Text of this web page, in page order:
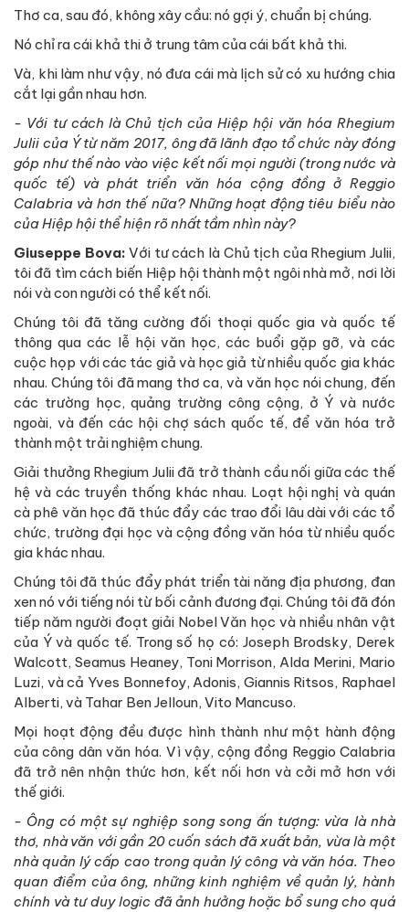
Thơ ca, sau đó, không xây cầu: nó gợi ý, chuẩn bị chúng.
Nó chỉ ra cái khả thi ở trung tâm của cái bất khả thi.
Và, khi làm như vậy, nó đưa cái mà lịch sử có xu hướng chia
cắt lại gần nhau hơn.
- Với tư cách là Chủ tịch của Hiệp hội văn hóa Rhegium
Julii của Ý từ năm 2017, ông đã lãnh đạo tổ chức này đóng
góp như thế nào vào việc kết nối mọi người (trong nước và
quốc tế) và phát triển văn hóa cộng đồng ở Reggio
Calabria và hơn thế nữa? Những hoạt động tiêu biểu nào
của Hiệp hội thể hiện rõ nhất tầm nhìn này?
Giuseppe Bova: Với tư cách là Chủ tịch của Rhegium Julii,
tôi đã tìm cách biến Hiệp hội thành một ngôi nhà mở, nơi lời
nói và con người có thể kết nối.
Chúng tôi đã tăng cường đối thoại quốc gia và quốc tế
thông qua các lễ hội văn học, các buổi gặp gỡ, và các
cuộc họp với các tác giả và học giả từ nhiều quốc gia khác
nhau. Chúng tôi đã mang thơ ca, và văn học nói chung, đến
các trường học, quảng trường công cộng, ở Ý và nước
ngoài, và đến các hội chợ sách quốc tế, để văn hóa trở
thành một trải nghiệm chung.
Giải thưởng Rhegium Julii đã trở thành cầu nối giữa các thế
hệ và các truyền thống khác nhau. Loạt hội nghị và quán
cà phê văn học đã thúc đẩy các trao đổi lâu dài với các tổ
chức, trường đại học và cộng đồng văn hóa từ nhiều quốc
gia khác nhau.
Chúng tôi đã thúc đẩy phát triển tài năng địa phương, đan
xen nó với tiếng nói từ bối cảnh đương đại. Chúng tôi đã đón
tiếp năm người đoạt giải Nobel Văn học và nhiều nhân vật
của Ý và quốc tế. Trong số họ có: Joseph Brodsky, Derek
Walcott, Seamus Heaney, Toni Morrison, Alda Merini, Mario
Luzi, và cả Yves Bonnefoy, Adonis, Giannis Ritsos, Raphael
Alberti, và Tahar Ben Jelloun, Vito Mancuso.
Mọi hoạt động đều được hình thành như một hành động
của công dân văn hóa. Vì vậy, cộng đồng Reggio Calabria
đã trở nên nhận thức hơn, kết nối hơn và cởi mở hơn với
thế giới.
- Ông có một sự nghiệp song song ấn tượng: vừa là nhà
thơ, nhà văn với gần 20 cuốn sách đã xuất bản, vừa là một
nhà quản lý cấp cao trong quản lý công và văn hóa. Theo
quan điểm của ông, những kinh nghiệm về quản lý, hành
chính và tư duy logic đã ảnh hưởng hoặc bổ sung cho quá